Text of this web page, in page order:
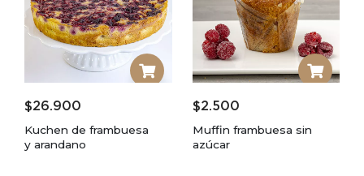
$26.900
Kuchen de frambuesa
y arandano
$2.500
Muffin frambuesa sin
azúcar